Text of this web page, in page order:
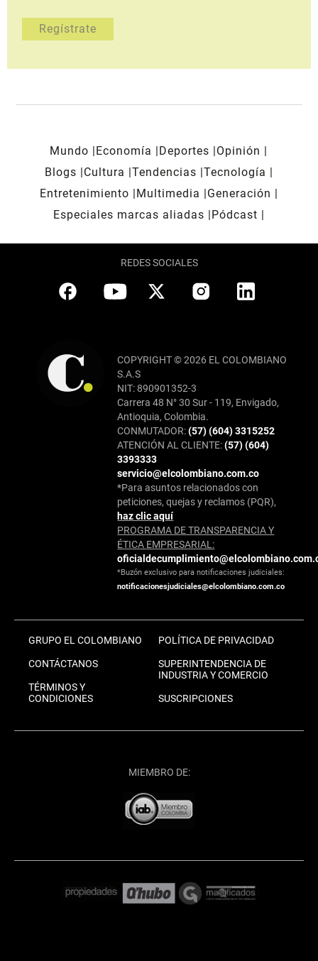
Mundo Economía Deportes
Opinión
Blogs
Cultura Tendencias Tecnología
Entretenimiento
Multimedia
Generación
Especiales marcas aliadas
Pódcast
REDES SOCIALES
COPYRIGHT © 2026 EL COLOMBIANO
S.A.S
NIT: 890901352-3
Carrera 48 N° 30 Sur - 119, Envigado,
Antioquia, Colombia.
CONMUTADOR:(57) (604) 3315252
ATENCIÓN AL CLIENTE:(57) (604)
3393333
servicio@elcolombiano.com.co
*Para asuntos relacionados con
peticiones, quejas y reclamos (PQR),
haz clic aquí
PROGRAMA DE TRANSPARENCIA Y
ÉTICA EMPRESARIAL:
*Buzón exclusivo para notificaciones judiciales:
notificacionesjudiciales@elcolombiano.com.co
GRUPO EL COLOMBIANO
CONTÁCTANOS
TÉRMINOS Y
CONDICIONES
POLÍTICA DE PRIVACIDAD
SUPERINTENDENCIA DE
INDUSTRIA Y COMERCIO
SUSCRIPCIONES
MIEMBRO DE: